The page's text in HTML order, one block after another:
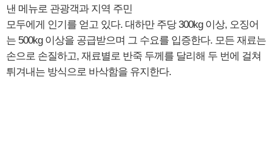
낸 메뉴로 관광객과 지역 주민
모두에게 인기를 얻고 있다. 대하만 주당 300kg 이상, 오징어
는 500kg 이상을 공급받으며 그 수요를 입증한다. 모든 재료는
손으로 손질하고, 재료별로 반죽 두께를 달리해 두 번에 걸쳐
튀겨내는 방식으로 바삭함을 유지한다.